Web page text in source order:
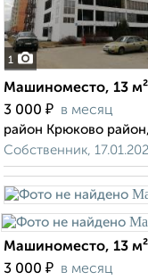
1
Машиноместо, 13 м²
3 000 ₽ в месяц
район Крюково
Собственник,
Машиноместо, 13 м²
3 000 ₽ в месяц